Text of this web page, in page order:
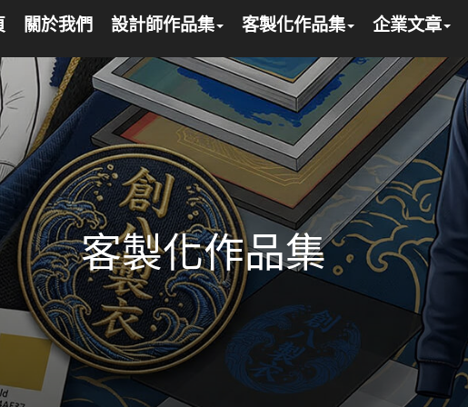
關於我們 設計師作品集 客製化作品集 企業文章
客製化作品集